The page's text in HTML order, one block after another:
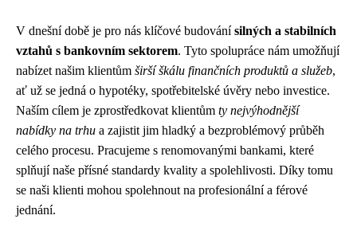
V dnešní době je pro nás klíčové budovánísilných a stabilních
vztahů s bankovním sektorem. Tyto spolupráce nám umožňují
nabízet našim klientům širší škálu finančních produktů a služeb,
ať už se jedná o hypotéky, spotřebitelské úvěry nebo investice.
Naším cílem je zprostředkovat klientům ty nejvýhodnější
nabídky na trhu a zajistit jim hladký a bezproblémový průběh
celého procesu. Pracujeme s renomovanými bankami, které
splňují naše přísné standardy kvality a spolehlivosti. Díky tomu
se naši klienti mohou spolehnout na profesionální a férové
jednání.